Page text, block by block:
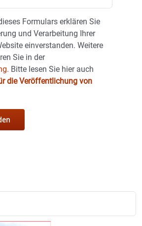
Formulars erklären Sie
und Verarbeitung Ihrer
einverstanden. Weitere
Sie in der
Bitte lesen Sie hier auch
die Veröffentlichung von